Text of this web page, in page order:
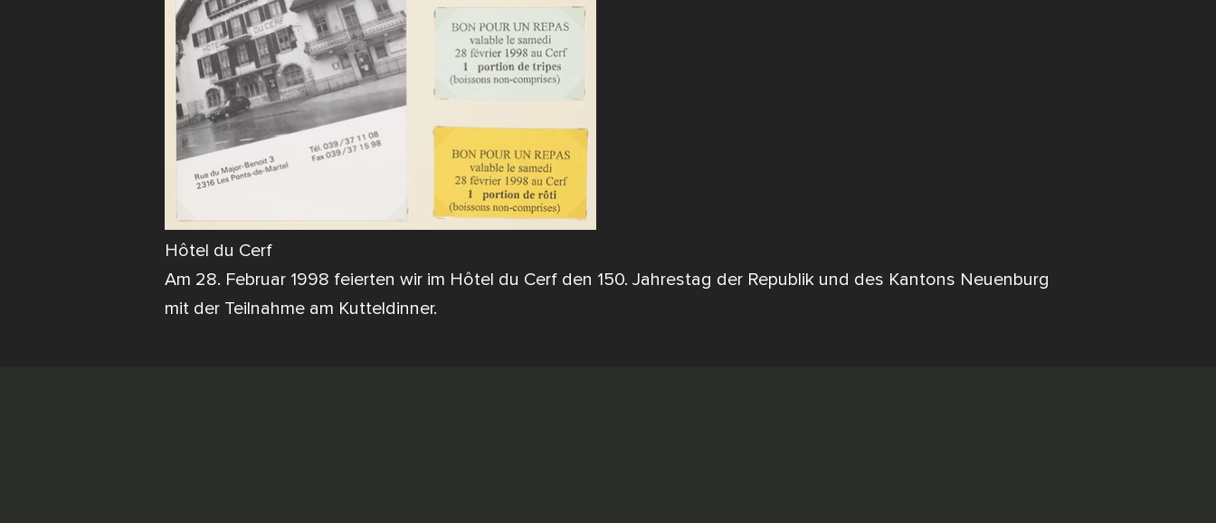
Hôtel du Cerf
Am 28. Februar 1998 feierten wir im Hôtel du Cerf den 150. Jahrestag der Republik und des Kantons Neuenburg
mit der Teilnahme am Kutteldinner.